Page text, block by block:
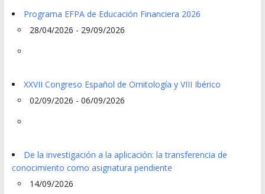
Programa EFPA de Educación Financiera 2026
28/04/2026 - 29/09/2026
XXVII Congreso Español de Ornitología y VIII Ibérico
02/09/2026 - 06/09/2026
De la investigación a la aplicación: la transferencia de
conocimiento como asignatura pendiente
14/09/2026